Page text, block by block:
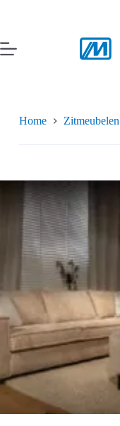
inhoud
Home Zitmeubelen